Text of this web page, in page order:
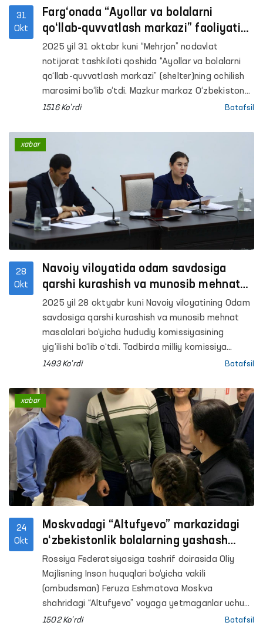
31
Okt
Farg‘onada “Ayollar va bolalarni
qo‘llab-quvvatlash markazi” faoliyati
yo‘lga qo‘yildi
2025 yil 31 oktabr kuni “Mehrjon” nodavlat
notijorat tashkiloti qoshida “Ayollar va bolalarni
qo‘llab-quvvatlash markazi” (shelter)ning ochilish
marosimi bo‘lib o‘tdi. Mazkur markaz O‘zbekiston
Respublikasi Oliy Majlisning Inson huquqlari
O‘zbekistondagi vakolatxonasi hamkorligida
amalga oshirilayotgan “O‘zbekistonda qonun
ustuvorligi va inson huquqlarini himoya qilishni
mustahkamlash” loyihasi doirasida qurib bitkazildi.
1516 Ko'rdi Batafsil
28
Okt
Navoiy viloyatida odam savdosiga
qarshi kurashish va munosib mehnat
sharoitlarini taʼminlash masalalari
muhokama qilindi
2025 yil 28 oktyabr kuni Navoiy viloyatining Odam
savdosiga qarshi kurashish va munosib mehnat
masalalari bo‘yicha hududiy komissiyasining
yig‘ilishi bo‘lib o‘tdi. Tadbirda milliy komissiya
aʼzosi — Oliy Majlisning Inson huquqlari bo‘yicha
tegishli idora va tashkilotlar vakillari ishtirok
etdilar.
1493 Ko'rdi Batafsil
xabar
24
Okt
Moskvadagi “Altufyevo” markazidagi
o‘zbekistonlik bolalarning yashash
sharoitlari o‘rganildi
Rossiya Federatsiyasiga tashrif doirasida Oliy
Majlisning Inson huquqlari bo‘yicha vakili
(ombudsman) Feruza Eshmatova Moskva
shahridagi “Altufyevo” voyaga yetmaganlar uchun
ijtimoiy-reabilitatsiya markaziga tashrif buyurdi.
1502 Ko'rdi Batafsil
xabar